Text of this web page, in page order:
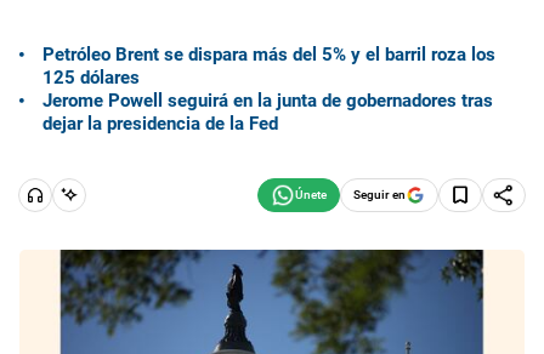
Petróleo Brent se dispara más del 5% y el barril roza los
125 dólares
Jerome Powell seguirá en la junta de gobernadores tras
dejar la presidencia de la Fed
Seguir en